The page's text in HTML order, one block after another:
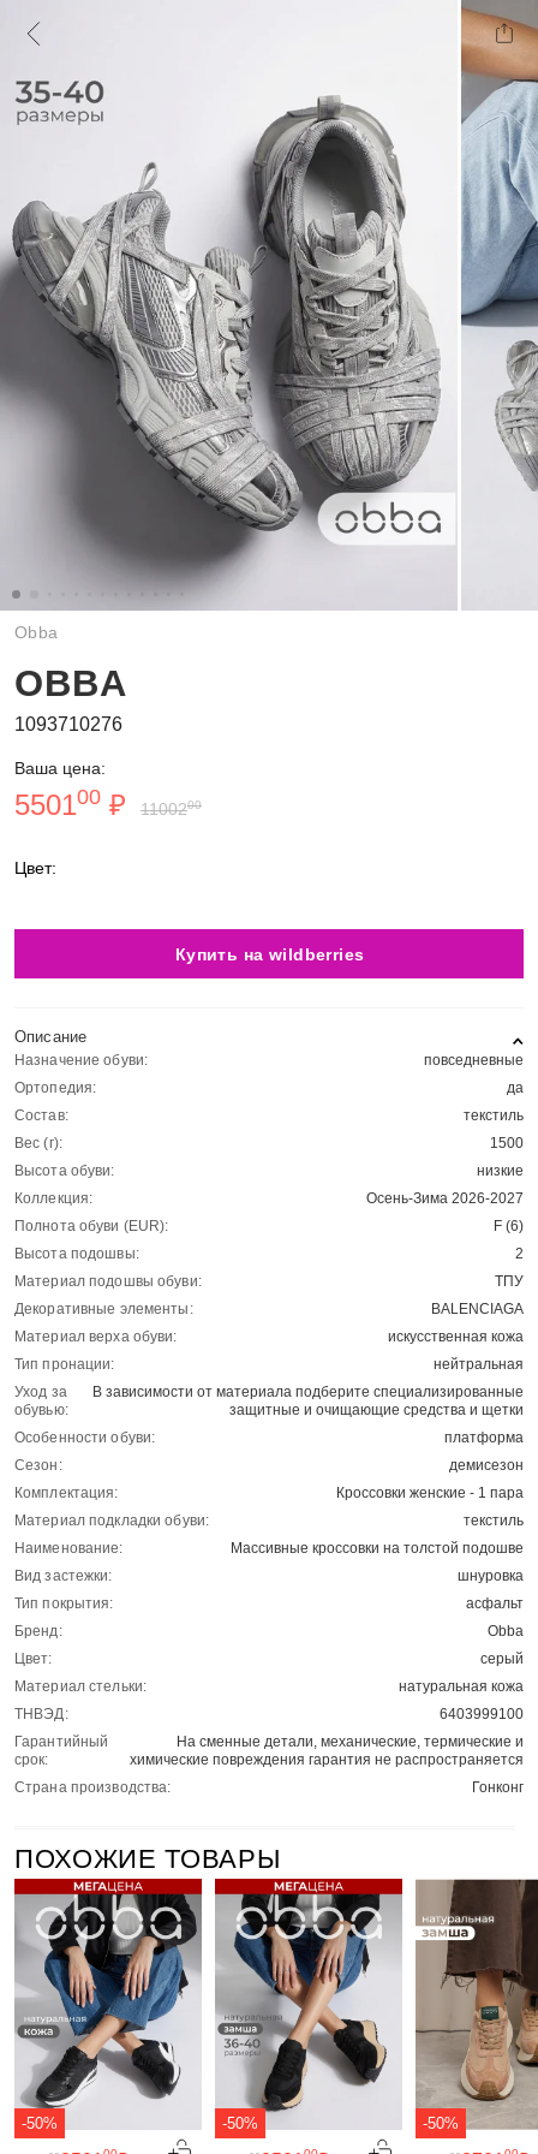
Obba
OBBA
1093710276
Ваша цена:
550100 ₽ 1100200
Цвет:
Купить на wildberries
Описание
Назначение обуви:
повседневные
Ортопедия:
да
Состав:
текстиль
Вес (г):
1500
Высота обуви:
низкие
Коллекция:
Осень-Зима 2026-2027
Полнота обуви (EUR):
F (6)
Высота подошвы:
2
Материал подошвы обуви:
ТПУ
Декоративные элементы:
BALENCIAGA
Материал верха обуви:
искусственная кожа
Тип пронации:
нейтральная
Уход за
обувью:
В зависимости от материала подберите специализированные
защитные и очищающие средства и щетки
Особенности обуви:
платформа
Сезон:
демисезон
Комплектация:
Кроссовки женские - 1 пара
Материал подкладки обуви:
текстиль
Наименование:
Массивные кроссовки на толстой подошве
Вид застежки:
шнуровка
Тип покрытия:
асфальт
Бренд:
Obba
Цвет:
серый
Материал стельки:
натуральная кожа
ТНВЭД:
6403999100
Гарантийный
срок:
На сменные детали, механические, термические и
химические повреждения гарантия не распространяется
Страна производства:
Гонконг
ПОХОЖИЕ ТОВАРЫ
-50% -50% -50%